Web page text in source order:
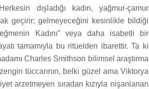
dışladığı kadın, yağmur-çamur
geçirir; gelmeyeceğini kesinlikle bildiği
Kadını” veya daha isabetli bir
tamamıyla bu ritüelden ibarettir. Ta ki
Charles Smithson bilimsel araştırma
tüccarının, belki güzel ama Viktorya
arzetmeyen sıradan kızıyla nişanlanan